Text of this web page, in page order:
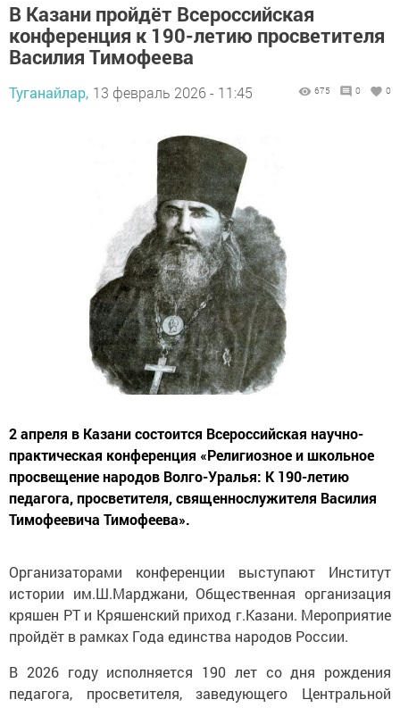
В Казани пройдёт Всероссийская
конференция к 190-летию просветителя
Василия Тимофеева
Туганайлар, 13 февраль 2026 - 11:45 675 0 0
2 апреля в Казани состоится Всероссийская научно-
практическая конференция «Религиозное и школьное
просвещение народов Волго-Уралья: К 190-летию
педагога, просветителя, священнослужителя Василия
Тимофеевича Тимофеева».
Организаторами конференции выступают Институт
истории им.Ш.Марджани, Общественная организация
кряшен РТ и Кряшенский приход г.Казани. Мероприятие
пройдёт в рамках Года единства народов России.
В 2026 году исполняется 190 лет со дня рождения
педагога, просветителя, заведующего Центральной